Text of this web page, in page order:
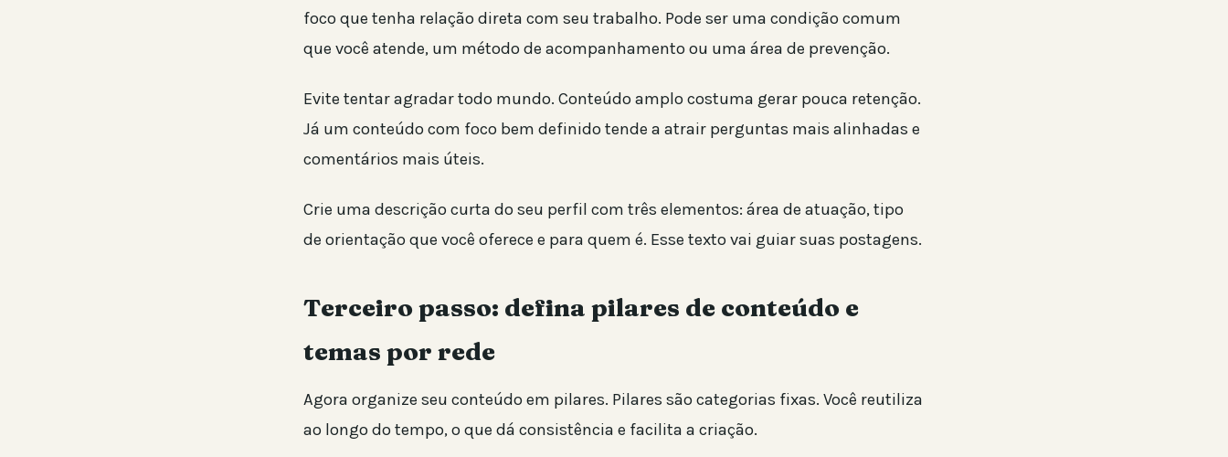
foco que tenha relação direta com seu trabalho. Pode ser uma condição comum
que você atende, um método de acompanhamento ou uma área de prevenção.
Evite tentar agradar todo mundo. Conteúdo amplo costuma gerar pouca retenção.
Já um conteúdo com foco bem definido tende a atrair perguntas mais alinhadas e
comentários mais úteis.
Crie uma descrição curta do seu perfil com três elementos: área de atuação, tipo
de orientação que você oferece e para quem é. Esse texto vai guiar suas postagens.
Terceiro passo: defina pilares de conteúdo e
temas por rede
Agora organize seu conteúdo em pilares. Pilares são categorias fixas. Você reutiliza
ao longo do tempo, o que dá consistência e facilita a criação.